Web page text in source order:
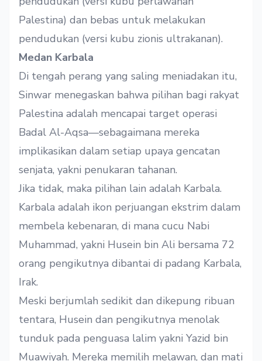
Palestina) dan bebas untuk melakukan
pendudukan (versi kubu zionis ultrakanan).
Medan Karbala
Di tengah perang yang saling meniadakan itu,
Sinwar menegaskan bahwa pilihan bagi rakyat
Palestina adalah mencapai target operasi
Badal Al-Aqsa—sebagaimana mereka
implikasikan dalam setiap upaya gencatan
senjata, yakni penukaran tahanan.
Jika tidak, maka pilihan lain adalah Karbala.
Karbala adalah ikon perjuangan ekstrim dalam
membela kebenaran, di mana cucu Nabi
Muhammad, yakni Husein bin Ali bersama 72
orang pengikutnya dibantai di padang Karbala,
Irak.
Meski berjumlah sedikit dan dikepung ribuan
tentara, Husein dan pengikutnya menolak
tunduk pada penguasa lalim yakni Yazid bin
Muawiyah. Mereka memilih melawan, dan mati